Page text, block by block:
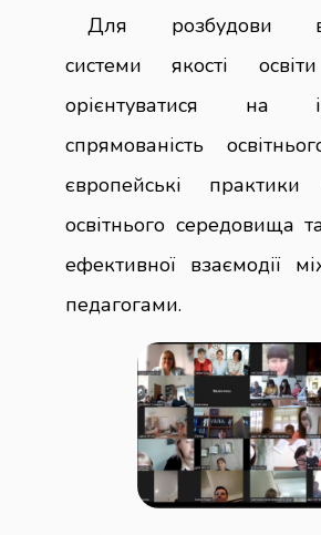
Для розбудови
системи якості
орієнтуватися на
спрямованість
європейські практики
освітнього середовища
ефективної взаємодії
педагогами.